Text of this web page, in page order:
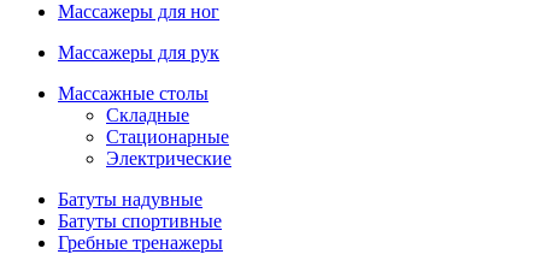
Массажеры для ног
Массажеры для рук
Массажные столы
Складные
Стационарные
Электрические
Батуты надувные
Батуты спортивные
Гребные тренажеры